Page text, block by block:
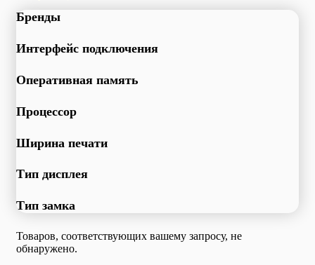
Бренды
Интерфейс подключения
Оперативная память
Процессор
Ширина печати
Тип дисплея
Тип замка
Товаров, соответствующих вашему запросу, не
обнаружено.